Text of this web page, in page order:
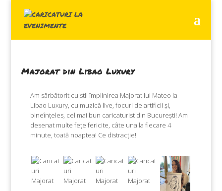
Majorat din Libao Luxury
Am sărbătorit cu stil împlinirea Majorat lui Mateo la
Libao Luxury, cu muzică live, focuri de artificii și,
bineînțeles, cel mai bun caricaturist din București! Am
desenat multe fețe fericite, câte una la fiecare 4
minute, toată noaptea! Ce distracție!